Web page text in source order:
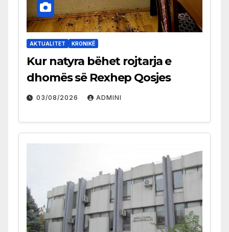
AKTUALITET KRONIKË
Kur natyra bëhet rojtarja e
dhomës së Rexhep Qosjes
03/08/2026 ADMINI